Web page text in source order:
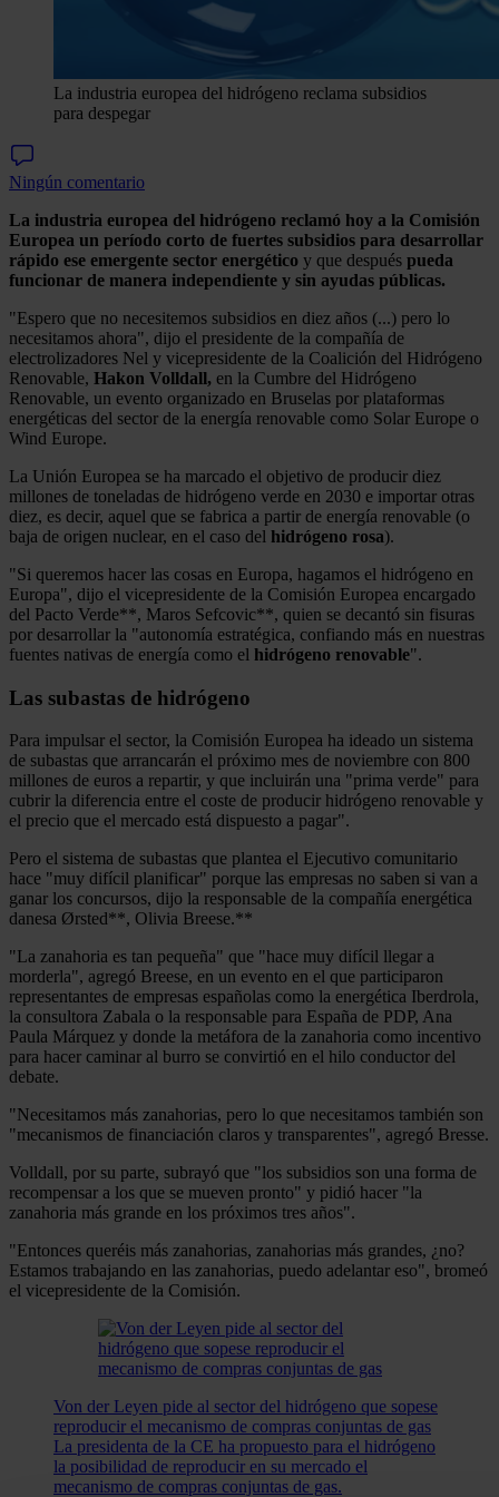
La industria europea del hidrógeno reclama subsidios
para despegar
Ningún comentario
La industria europea del hidrógeno reclamó hoy a la Comisión
Europea un período corto de fuertes subsidios para desarrollar
rápido ese emergente sector energético y que después pueda
funcionar de manera independiente y sin ayudas públicas.
"Espero que no necesitemos subsidios en diez años (...) pero lo
necesitamos ahora", dijo el presidente de la compañía de
electrolizadores Nel y vicepresidente de la Coalición del Hidrógeno
Renovable, Hakon Volldall, en la Cumbre del Hidrógeno
Renovable, un evento organizado en Bruselas por plataformas
energéticas del sector de la energía renovable como Solar Europe o
Wind Europe.
La Unión Europea se ha marcado el objetivo de producir diez
millones de toneladas de hidrógeno verde en 2030 e importar otras
diez, es decir, aquel que se fabrica a partir de energía renovable (o
baja de origen nuclear, en el caso del hidrógeno rosa).
"Si queremos hacer las cosas en Europa, hagamos el hidrógeno en
Europa", dijo el vicepresidente de la Comisión Europea encargado
del Pacto Verde**, Maros Sefcovic**, quien se decantó sin fisuras
por desarrollar la "autonomía estratégica, confiando más en nuestras
fuentes nativas de energía como el hidrógeno renovable".
Las subastas de hidrógeno
Para impulsar el sector, la Comisión Europea ha ideado un sistema
de subastas que arrancarán el próximo mes de noviembre con 800
millones de euros a repartir, y que incluirán una "prima verde" para
cubrir la diferencia entre el coste de producir hidrógeno renovable y
el precio que el mercado está dispuesto a pagar".
Pero el sistema de subastas que plantea el Ejecutivo comunitario
hace "muy difícil planificar" porque las empresas no saben si van a
ganar los concursos, dijo la responsable de la compañía energética
danesa Ørsted**, Olivia Breese.**
"La zanahoria es tan pequeña" que "hace muy difícil llegar a
morderla", agregó Breese, en un evento en el que participaron
representantes de empresas españolas como la energética Iberdrola,
la consultora Zabala o la responsable para España de PDP, Ana
Paula Márquez y donde la metáfora de la zanahoria como incentivo
para hacer caminar al burro se convirtió en el hilo conductor del
debate.
"Necesitamos más zanahorias, pero lo que necesitamos también son
"mecanismos de financiación claros y transparentes", agregó Bresse.
Volldall, por su parte, subrayó que "los subsidios son una forma de
recompensar a los que se mueven pronto" y pidió hacer "la
zanahoria más grande en los próximos tres años".
"Entonces queréis más zanahorias, zanahorias más grandes, ¿no?
Estamos trabajando en las zanahorias, puedo adelantar eso", bromeó
el vicepresidente de la Comisión.
Von der Leyen pide al sector del hidrógeno que sopese
reproducir el mecanismo de compras conjuntas de gas
La presidenta de la CE ha propuesto para el hidrógeno
la posibilidad de reproducir en su mercado el
mecanismo de compras conjuntas de gas.